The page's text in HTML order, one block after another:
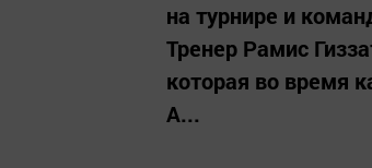
на турнире и
Тренер Рамис
которая во время
А...